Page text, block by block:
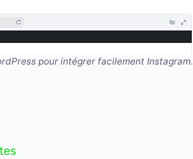
pour intégrer facilement Instagram.